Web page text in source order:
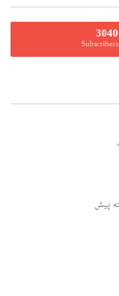
3040
Subscribers